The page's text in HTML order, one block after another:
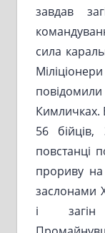
завдав
сила
Кимличках.
56
повстанці
прориву на
заслонами
і загін